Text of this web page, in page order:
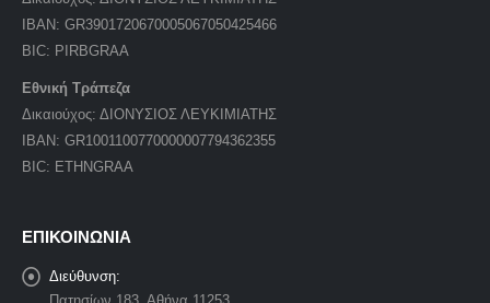
IBAN: GR3901720670005067050425466
BIC: PIRBGRAA
Εθνική Τράπεζα
Δικαιούχος: ΔΙΟΝΥΣΙΟΣ ΛΕΥΚΙΜΙΑΤΗΣ
IBAN: GR1001100770000007794362355
BIC: ETHNGRAA
ΕΠΙΚΟΙΝΩΝΙΑ
Διεύθυνση: